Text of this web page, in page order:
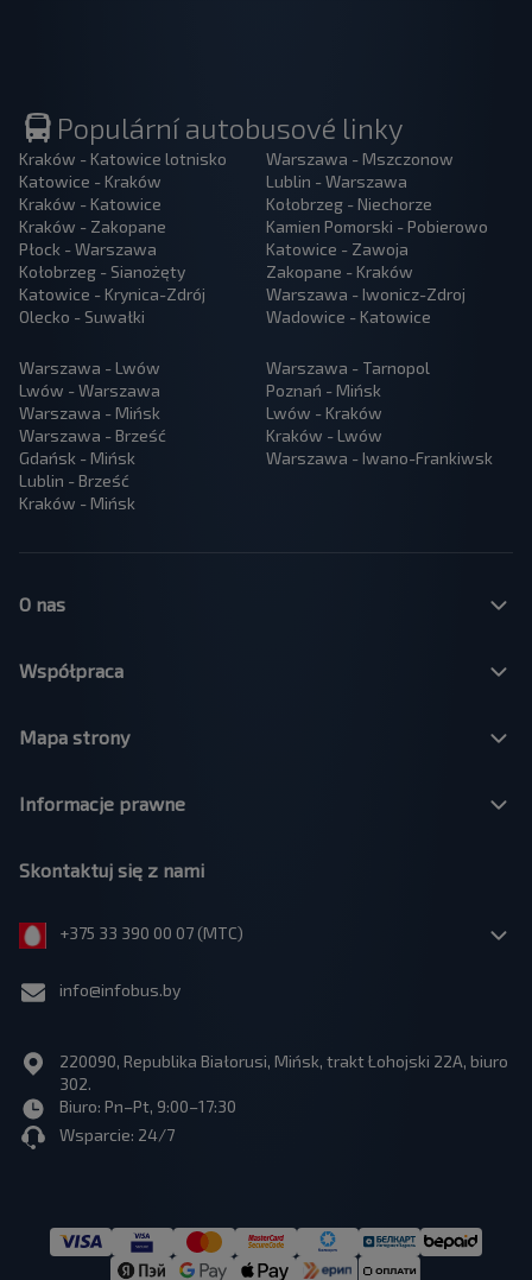
Populární autobusové linky
Kraków - Katowice lotnisko
Katowice - Kraków
Kraków - Katowice
Kraków - Zakopane
Płock - Warszawa
Kołobrzeg - Sianożęty
Katowice - Krynica-Zdrój
Olecko - Suwałki
Warszawa - Mszczonow
Lublin - Warszawa
Kołobrzeg - Niechorze
Kamien Pomorski - Pobierowo
Katowice - Zawoja
Zakopane - Kraków
Warszawa - Iwonicz-Zdroj
Wadowice - Katowice
Warszawa - Lwów
Lwów - Warszawa
Warszawa - Mińsk
Warszawa - Brześć
Gdańsk - Mińsk
Lublin - Brześć
Kraków - Mińsk
Warszawa - Tarnopol
Poznań - Mińsk
Lwów - Kraków
Kraków - Lwów
Warszawa - Iwano-Frankiwsk
O nas
Współpraca
Mapa strony
Informacje prawne
Skontaktuj się z nami
+375 33 390 00 07 (МТС)
info@infobus.by
220090, Republika Białorusi, Mińsk, trakt Łohojski 22A, biuro
302.
Biuro: Pn–Pt, 9:00–17:30
Wsparcie: 24/7